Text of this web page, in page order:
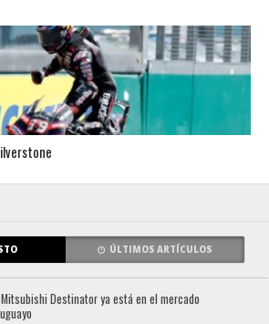
ÚLTIMOS ARTÍCULOS
Mitsubishi Destinator ya está en el mercado